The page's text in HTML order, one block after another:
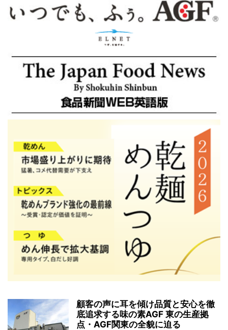
顧客の声に耳を傾け品質と安心を徹
底追求する味の素AGF 東の生産拠
点・AGF関東の全貌に迫る